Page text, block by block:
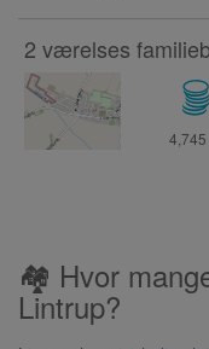
2 værelses
4,745
🏘 Hvor
Lintrup?